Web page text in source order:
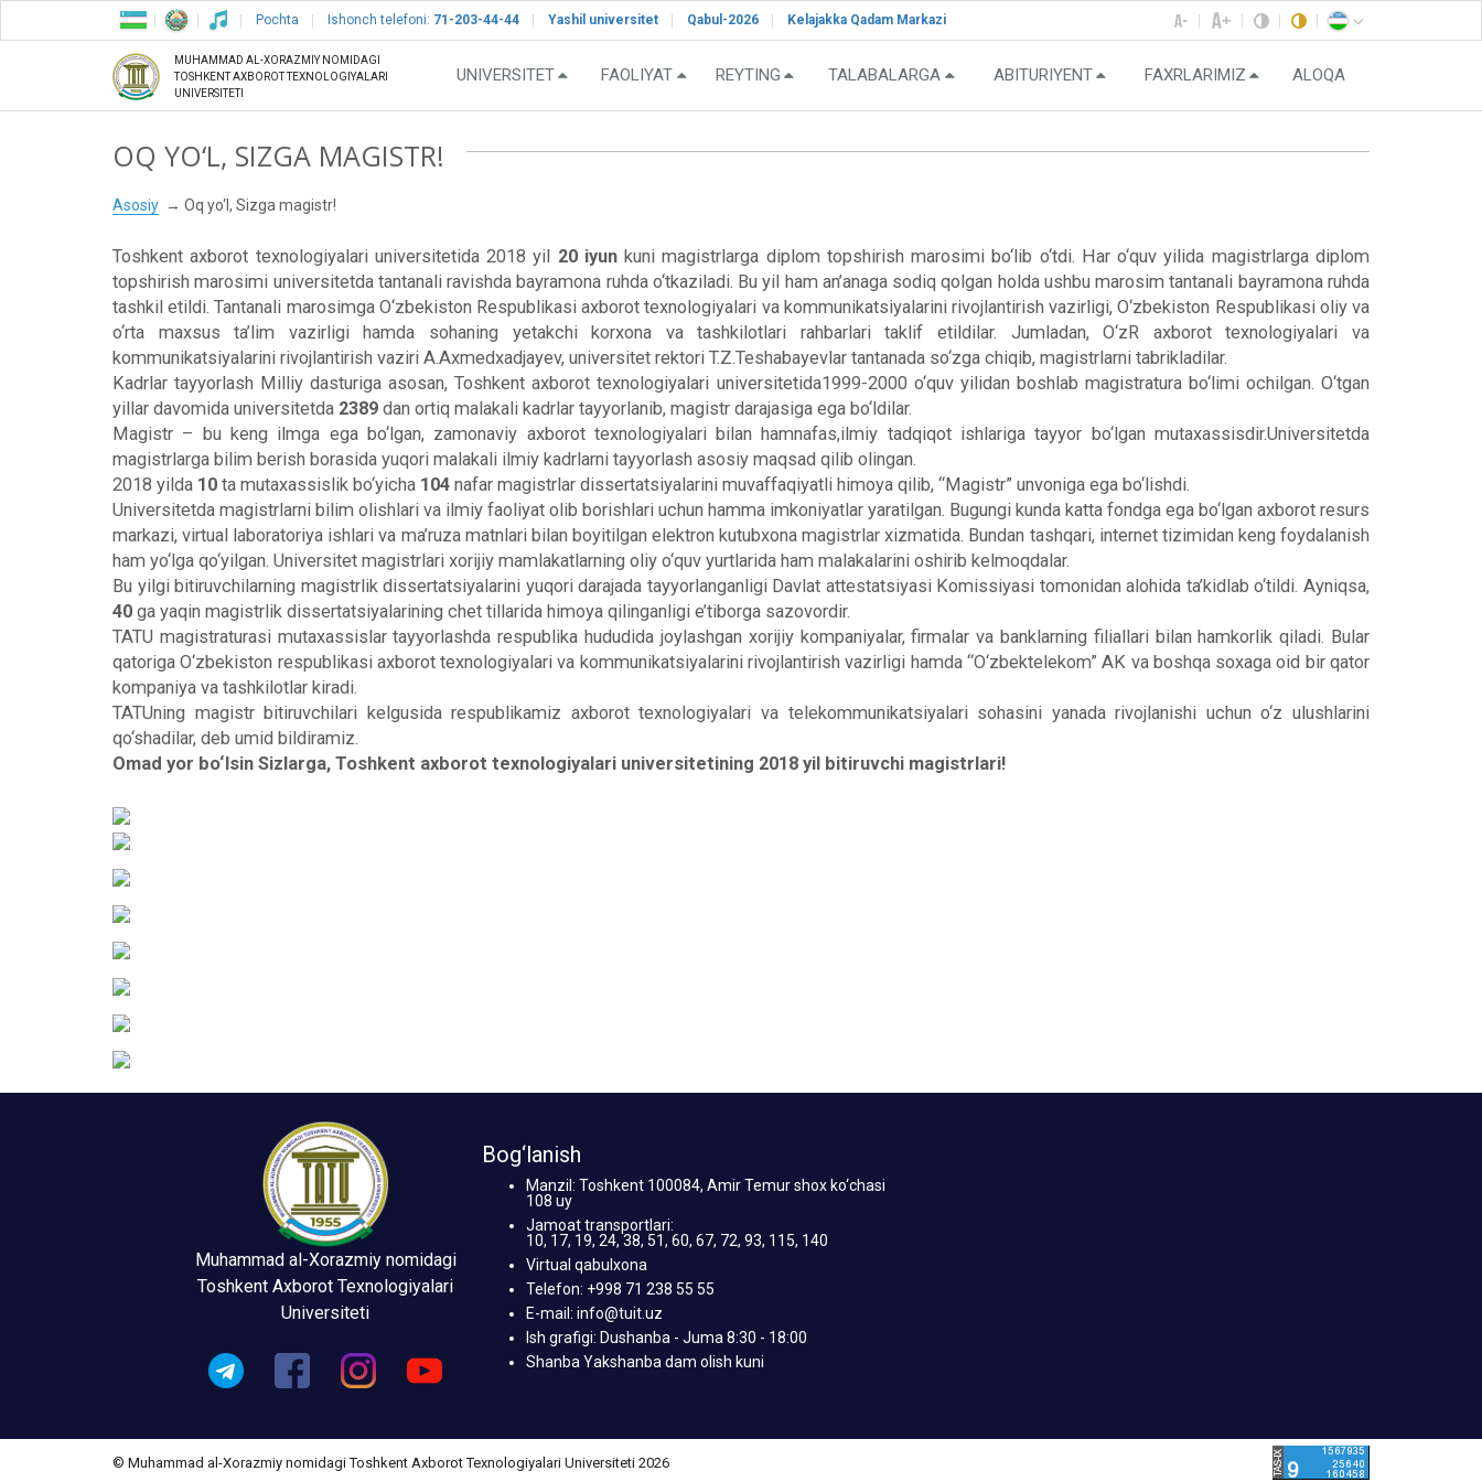
Pochta Ishonch telefoni: 71-203-44-44 Yashil universitet Qabul-2026 Kelajakka Qadam Markazi
MUHAMMAD AL-XORAZMIY NOMIDAGI
TOSHKENT AXBOROT TEXNOLOGIYALARI
UNIVERSITETI
UNIVERSITET FAOLIYAT REYTING TALABALARGA ABITURIYENT FAXRLARIMIZ ALOQA
OQ YO‘L, SIZGA MAGISTR!
Asosiy Oq yo‘l, Sizga magistr!
Toshkent axborot texnologiyalari universitetida 2018 yil 20 iyunkuni magistrlarga diplom topshirish marosimi bo‘lib o‘tdi. Har o‘quv yilida magistrlarga diplom
topshirish marosimi universitetda tantanali ravishda bayramona ruhda o‘tkaziladi. Bu yil ham an’anaga sodiq qolgan holda ushbu marosim tantanali bayramona ruhda
tashkil etildi. Tantanali marosimga O‘zbekiston Respublikasi axborot texnologiyalari va kommunikatsiyalarini rivojlantirish vazirligi, O‘zbekiston Respublikasi oliy va
o‘rta maxsus ta’lim vazirligi hamda sohaning yetakchi korxona va tashkilotlari rahbarlari taklif etildilar. Jumladan, O‘zR axborot texnologiyalari va
kommunikatsiyalarini rivojlantirish vaziri A.Axmedxadjayev, universitet rektori T.Z.Teshabayevlar tantanada so‘zga chiqib, magistrlarni tabrikladilar.
Kadrlar tayyorlash Milliy dasturiga asosan, Toshkent axborot texnologiyalari universitetida1999-2000 o‘quv yilidan boshlab magistratura bo‘limi ochilgan. O‘tgan
yillar davomida universitetda 2389 dan ortiq malakali kadrlar tayyorlanib, magistr darajasiga ega bo‘ldilar.
Magistr – bu keng ilmga ega bo‘lgan, zamonaviy axborot texnologiyalari bilan hamnafas,ilmiy tadqiqot ishlariga tayyor bo‘lgan mutaxassisdir.Universitetda
magistrlarga bilim berish borasida yuqori malakali ilmiy kadrlarni tayyorlash asosiy maqsad qilib olingan.
2018 yilda 10 ta mutaxassislik bo‘yicha 104 nafar magistrlar dissertatsiyalarini muvaffaqiyatli himoya qilib, “Magistr” unvoniga ega bo‘lishdi.
Universitetda magistrlarni bilim olishlari va ilmiy faoliyat olib borishlari uchun hamma imkoniyatlar yaratilgan. Bugungi kunda katta fondga ega bo‘lgan axborot resurs
markazi, virtual laboratoriya ishlari va ma’ruza matnlari bilan boyitilgan elektron kutubxona magistrlar xizmatida. Bundan tashqari, internet tizimidan keng foydalanish
ham yo‘lga qo‘yilgan. Universitet magistrlari xorijiy mamlakatlarning oliy o‘quv yurtlarida ham malakalarini oshirib kelmoqdalar.
Bu yilgi bitiruvchilarning magistrlik dissertatsiyalarini yuqori darajada tayyorlanganligi Davlat attestatsiyasi Komissiyasi tomonidan alohida ta’kidlab o‘tildi. Ayniqsa,
40 ga yaqin magistrlik dissertatsiyalarining chet tillarida himoya qilinganligi e’tiborga sazovordir.
TATU magistraturasi mutaxassislar tayyorlashda respublika hududida joylashgan xorijiy kompaniyalar, firmalar va banklarning filiallari bilan hamkorlik qiladi. Bular
qatoriga O‘zbekiston respublikasi axborot texnologiyalari va kommunikatsiyalarini rivojlantirish vazirligi hamda “O‘zbektelekom” AK va boshqa soxaga oid bir qator
kompaniya va tashkilotlar kiradi.
TATUning magistr bitiruvchilari kelgusida respublikamiz axborot texnologiyalari va telekommunikatsiyalari sohasini yanada rivojlanishi uchun o‘z ulushlarini
qo‘shadilar, deb umid bildiramiz.
Omad yor bo‘lsin Sizlarga, Toshkent axborot texnologiyalari universitetining 2018 yil bitiruvchi magistrlari!
Muhammad al-Xorazmiy nomidagi
Toshkent Axborot Texnologiyalari
Universiteti
Bog‘lanish
Manzil: Toshkent 100084, Amir Temur shox ko‘chasi
108 uy
Jamoat transportlari:
10, 17, 19, 24, 38, 51, 60, 67, 72, 93, 115, 140
Virtual qabulxona
Telefon: +998 71 238 55 55
E-mail: info@tuit.uz
Ish grafigi: Dushanba - Juma 8:30 - 18:00
Shanba Yakshanba dam olish kuni
© Muhammad al-Xorazmiy nomidagi Toshkent Axborot Texnologiyalari Universiteti 2026